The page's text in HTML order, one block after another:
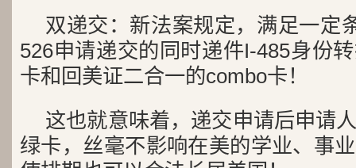
双递交：新法案规定，满足一定
526申请递交的同时递件I-485身份
卡和回美证二合一的combo卡！
这也就意味着，递交申请后申请
绿卡，丝毫不影响在美的学业、事